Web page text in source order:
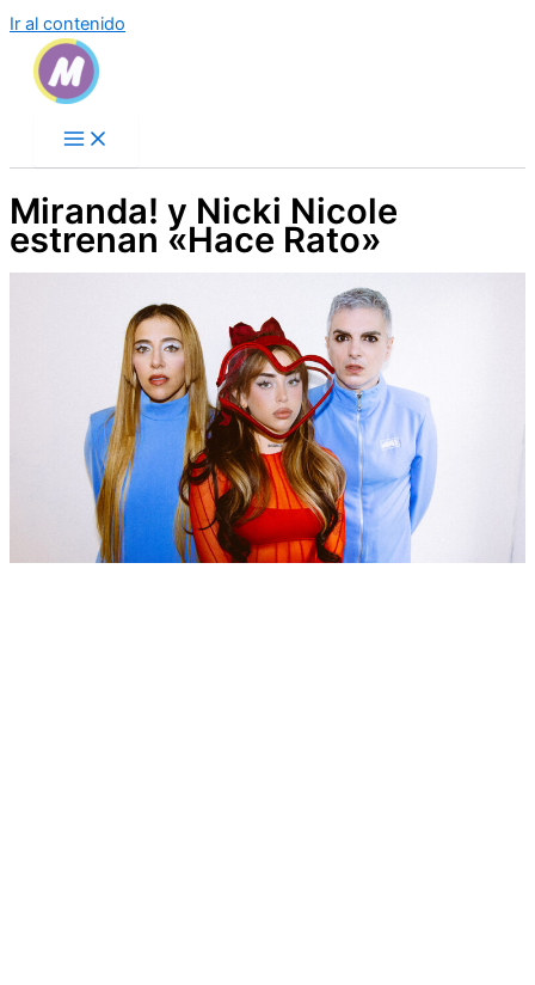
Ir al contenido
Miranda! y Nicki Nicole
estrenan «Hace Rato»